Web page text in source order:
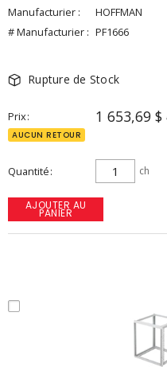
Manufacturier :
HOFFMAN
# Manufacturier : PF1666
Rupture de Stock
Prix 1 653,69 $
AUCUN RETOUR
Quantité ch
AJOUTER AU
PANIER